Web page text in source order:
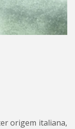
origem italiana,